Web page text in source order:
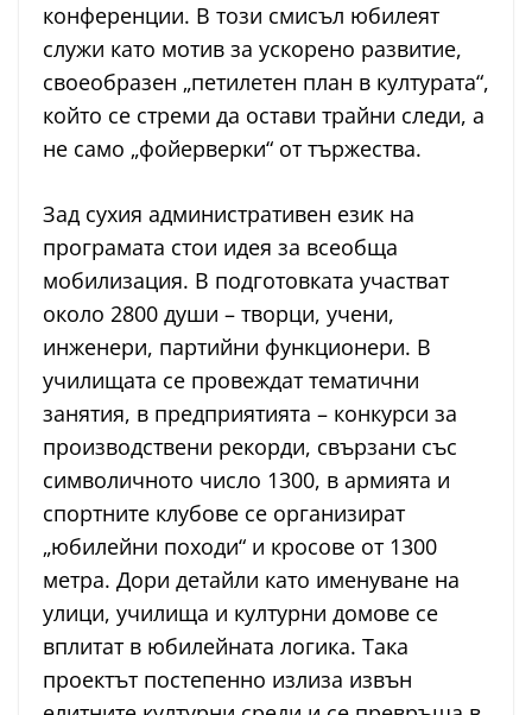
конференции. В този смисъл юбилеят
служи като мотив за ускорено развитие,
своеобразен „петилетен план в културата“,
който се стреми да остави трайни следи, а
не само „фойерверки“ от тържества.
Зад сухия административен език на
програмата стои идея за всеобща
мобилизация. В подготовката участват
около 2800 души – творци, учени,
инженери, партийни функционери. В
училищата се провеждат тематични
занятия, в предприятията – конкурси за
производствени рекорди, свързани със
символичното число 1300, в армията и
спортните клубове се организират
„юбилейни походи“ и кросове от 1300
метра. Дори детайли като именуване на
улици, училища и културни домове се
вплитат в юбилейната логика. Така
проектът постепенно излиза извън